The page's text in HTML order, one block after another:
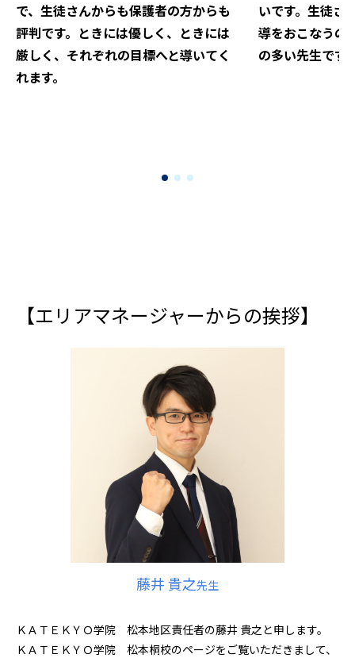
で、生徒さんからも保護者の方からも
評判です。ときには優しく、ときには
厳しく、それぞれの目標へと導いてく
れます。
いです。生徒さ
導をおこなうの
の多い先生です
【エリアマネージャーからの挨拶】
藤井 貴之先生
ＫＡＴＥＫＹＯ学院 松本地区責任者の藤井 貴之と申します。
ＫＡＴＥＫＹＯ学院 松本桐校のページをご覧いただきまして、